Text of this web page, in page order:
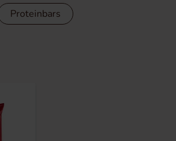
Proteinbars